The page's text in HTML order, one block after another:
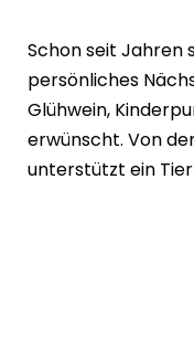
Schon seit
persönliches
Glühwein,
erwünscht. Von
unterstützt ein